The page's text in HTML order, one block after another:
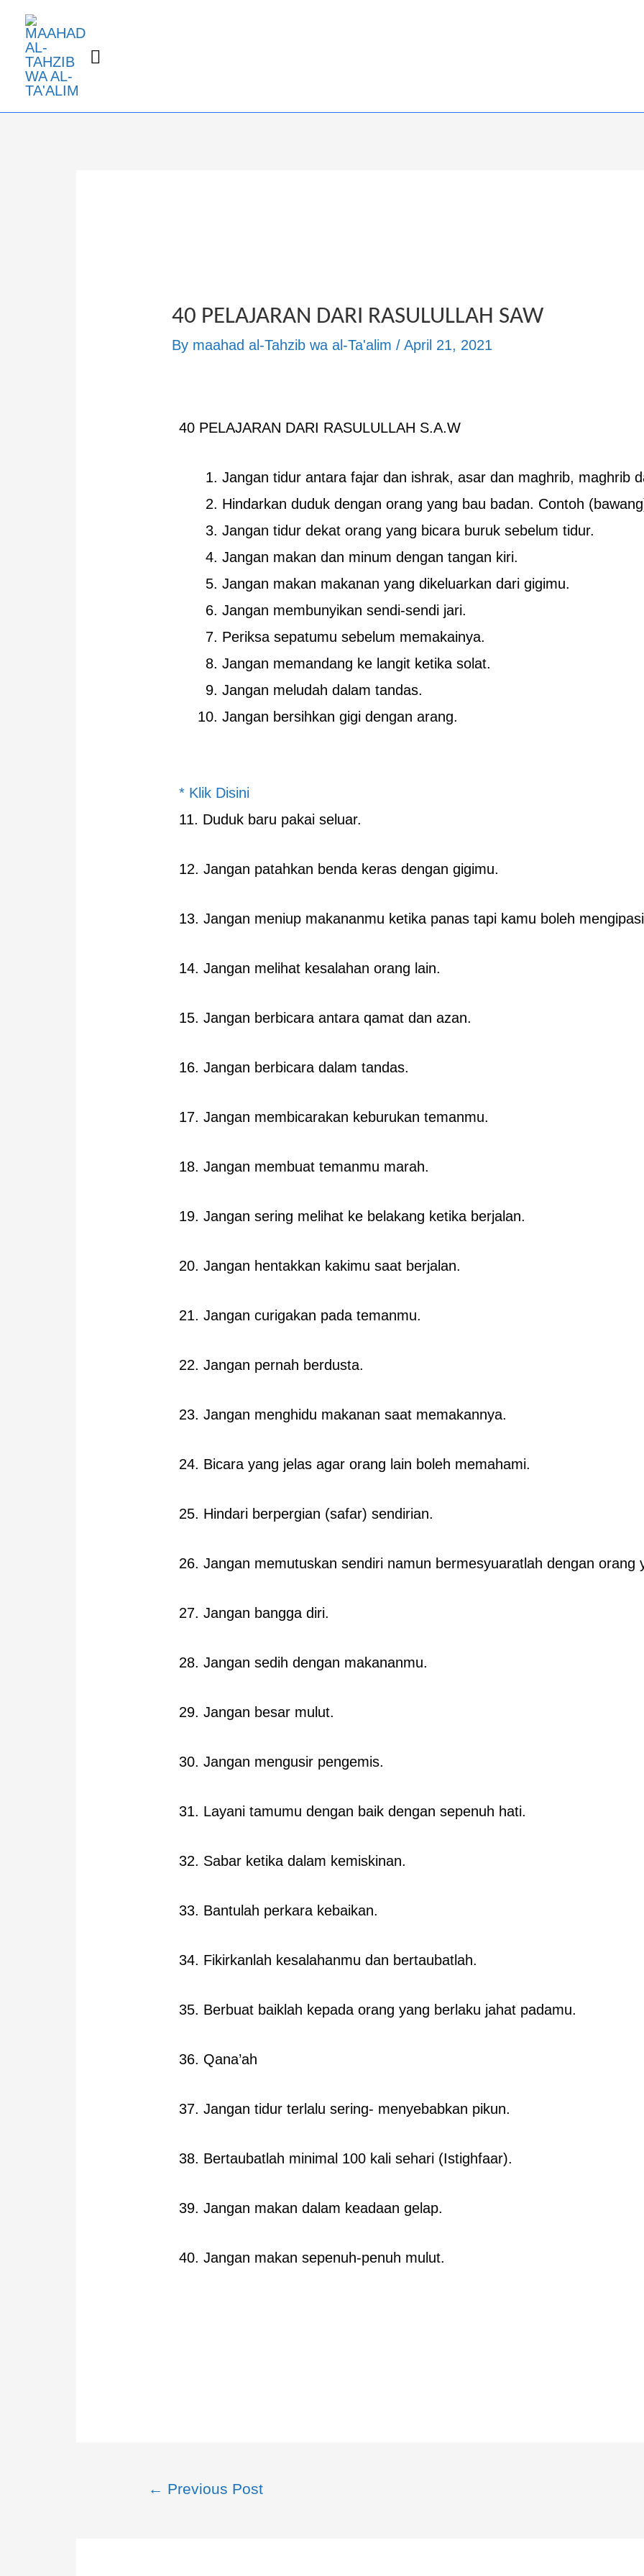
40 PELAJARAN DARI RASULULLAH SAW
By maahad al-Tahzib wa al-Ta'alim / April 21, 2021
40 PELAJARAN DARI RASULULLAH S.A.W
Jangan tidur antara fajar dan ishrak, asar dan maghrib, maghrib
Hindarkan duduk dengan orang yang bau badan. Contoh
Jangan tidur dekat orang yang bicara buruk sebelum tidur.
Jangan makan dan minum dengan tangan kiri.
Jangan makan makanan yang dikeluarkan dari gigimu.
Jangan membunyikan sendi-sendi jari.
Periksa sepatumu sebelum memakainya.
Jangan memandang ke langit ketika solat.
Jangan meludah dalam tandas.
Jangan bersihkan gigi dengan arang.
* Klik Disini
11. Duduk baru pakai seluar.
12. Jangan patahkan benda keras dengan gigimu.
13. Jangan meniup makananmu ketika panas tapi kamu boleh
14. Jangan melihat kesalahan orang lain.
15. Jangan berbicara antara qamat dan azan.
16. Jangan berbicara dalam tandas.
17. Jangan membicarakan keburukan temanmu.
18. Jangan membuat temanmu marah.
19. Jangan sering melihat ke belakang ketika berjalan.
20. Jangan hentakkan kakimu saat berjalan.
21. Jangan curigakan pada temanmu.
22. Jangan pernah berdusta.
23. Jangan menghidu makanan saat memakannya.
24. Bicara yang jelas agar orang lain boleh memahami.
25. Hindari berpergian (safar) sendirian.
26. Jangan memutuskan sendiri namun bermesyuaratlah dengan orang
27. Jangan bangga diri.
28. Jangan sedih dengan makananmu.
29. Jangan besar mulut.
30. Jangan mengusir pengemis.
31. Layani tamumu dengan baik dengan sepenuh hati.
32. Sabar ketika dalam kemiskinan.
33. Bantulah perkara kebaikan.
34. Fikirkanlah kesalahanmu dan bertaubatlah.
35. Berbuat baiklah kepada orang yang berlaku jahat padamu.
36. Qana’ah
37. Jangan tidur terlalu sering- menyebabkan pikun.
38. Bertaubatlah minimal 100 kali sehari (Istighfaar).
39. Jangan makan dalam keadaan gelap.
40. Jangan makan sepenuh-penuh mulut.
← Previous Post